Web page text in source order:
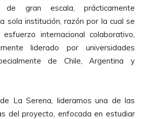
de gran escala, prácticamente
sola institución, razón por la cual se
internacional colaborativo,
liderado por universidades
de Chile, Argentina y
La Serena, lideramos una de las
del proyecto, enfocada en estudiar